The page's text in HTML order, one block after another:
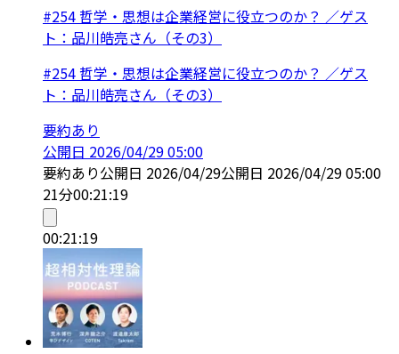
#254 哲学・思想は企業経営に役立つのか？ ／ゲス
ト：品川皓亮さん（その3）
#254 哲学・思想は企業経営に役立つのか？ ／ゲス
ト：品川皓亮さん（その3）
要約あり
公開日 2026/04/29 05:00
要約あり公開日 2026/04/29公開日 2026/04/29 05:00
21分00:21:19
00:21:19